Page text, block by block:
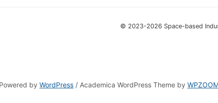
© 2023-2026 Space-based
by WordPress / Academica WordPress Theme by